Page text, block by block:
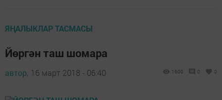
ЯҢАЛЫКЛАР ТАСМАСЫ
Йөргән таш шомара
автор, 16 март 2018 - 06:40 1600 0 0